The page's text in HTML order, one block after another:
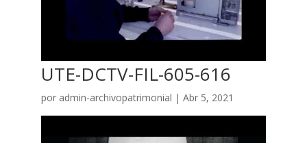
UTE-DCTV-FIL-605-616
por admin-archivopatrimonial | Abr 5, 2021